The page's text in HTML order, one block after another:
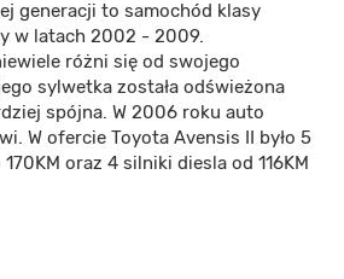
generacji to samochód klasy
w latach 2002 - 2009.
różni się od swojego
sylwetka została odświeżona
spójna. W 2006 roku auto
W ofercie Toyota Avensis II było 5
oraz 4 silniki diesla od 116KM